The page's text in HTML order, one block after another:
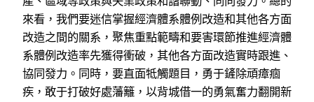
來看，我們要迷信掌握經濟體系體例改造和其他各方面
改造之間的關系，聚焦重點範疇和要害環節推進經濟體
系體例改造率先獲得衝破，其他各方面改造實時跟進、
協同發力。同時，要直面牴觸題目，勇于鏟除頑瘴痼
疾，敢于打破好處藩籬，以背城借一的勇氣奮力翻開新